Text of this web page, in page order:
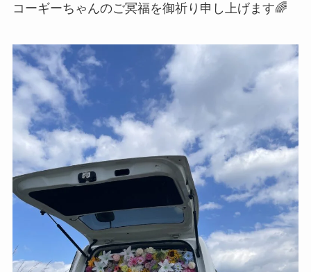
コーギーちゃんのご冥福を御祈り申し上げます🌈